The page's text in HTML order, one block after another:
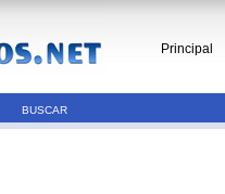
Principal
BUSCAR